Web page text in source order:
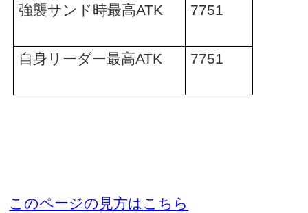
強襲サンド時最高ATK 7751
自身リーダー最高ATK 7751
このページの見方はこちら